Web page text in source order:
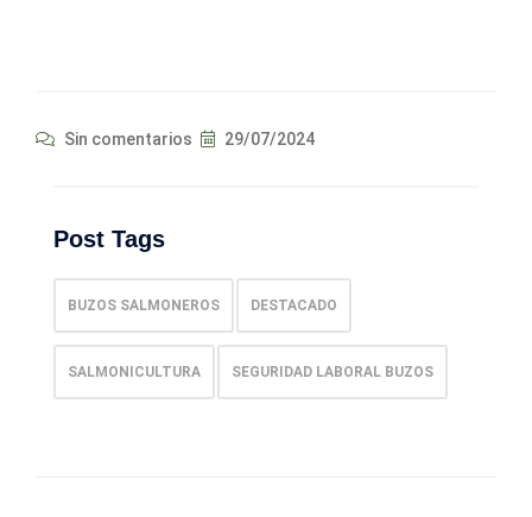
Sin comentarios 29/07/2024
Post Tags
BUZOS SALMONEROS DESTACADO
SALMONICULTURA SEGURIDAD LABORAL BUZOS